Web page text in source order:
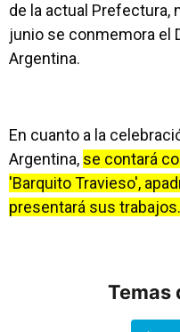
de la actual Prefectura,
junio se conmemora el
Argentina.
En cuanto a la
Argentina, se contará
'Barquito Travieso',
presentará sus trabajos.
Temas